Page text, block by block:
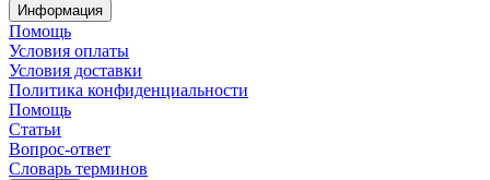
Информация
Помощь
Условия оплаты
Условия доставки
Политика конфиденциальности
Помощь
Статьи
Вопрос-ответ
Словарь терминов